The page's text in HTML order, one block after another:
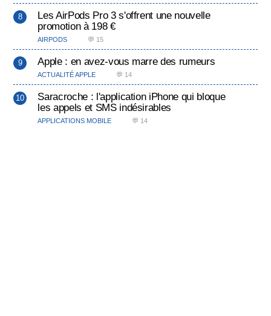
Les AirPods Pro 3 s'offrent une nouvelle
promotion à 198 €
AIRPODS 💬 15
Apple : en avez-vous marre des rumeurs
ACTUALITÉ APPLE 💬 14
Saracroche : l'application iPhone qui bloque
les appels et SMS indésirables
APPLICATIONS MOBILE 💬 14